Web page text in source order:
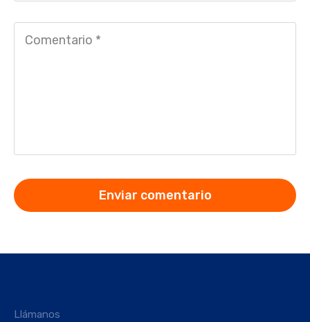
Llámanos